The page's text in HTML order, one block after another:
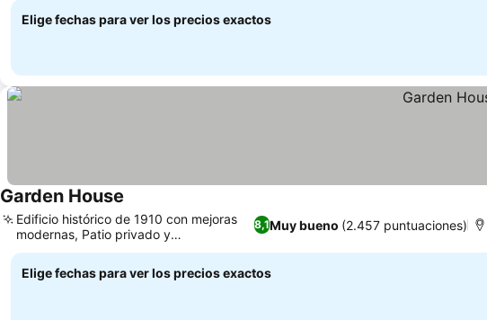
Elige fechas para ver los precios exactos
Garden House
8,1Muy bueno (2.457 puntuaciones)
Edificio histórico de 1910 con mejoras
modernas, Patio privado y
aparcamiento en la calle
Elige fechas para ver los precios exactos